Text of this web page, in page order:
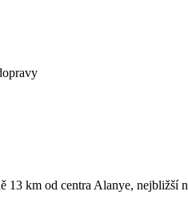
13 km od centra Alanye, nejbližší